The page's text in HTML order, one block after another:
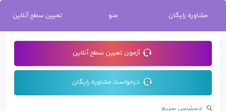
مشاوره رایگان منو تعیین سطح آنلاین / تأثیر یادگیری زبان های خارجی بر توسعه مهارت های اجتماعی
آزمون تعیین سطح آنلاین
درخواست مشاوره رایگان